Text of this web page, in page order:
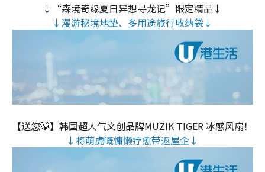
↓“森境奇缘夏日异想寻龙记”限定精品↓
↓漫游秘境地垫、多用途旅行收纳袋↓
【送您🐯】韩国超人气文创品牌MUZIK TIGER 冰感风扇！
↓将萌虎嘅慵懒疗愈带返屋企↓